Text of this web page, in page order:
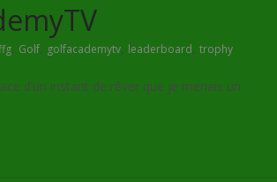
, Golf, golfacademytv, leaderboard, trophy
d’un instant de rêver que je menais un